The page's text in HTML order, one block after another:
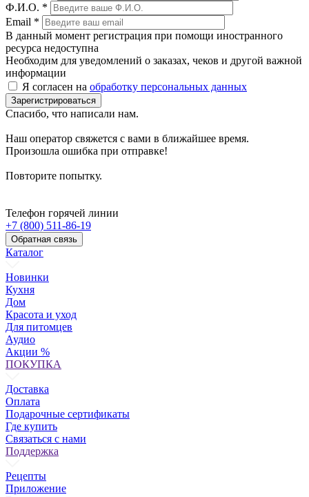
Ф.И.О. *
Email *
В данный момент регистрация при помощи иностранного
ресурса недоступна
Необходим для уведомлений о заказах, чеков и другой важной
информации
Я согласен на обработку персональных данных
Зарегистрироваться
Спасибо, что написали нам.
Наш оператор свяжется с вами в ближайшее время.
Произошла ошибка при отправке!
Повторите попытку.
Телефон горячей линии
+7 (800) 511-86-19
Обратная связь
Каталог
Новинки
Кухня
Дом
Красота и уход
Для питомцев
Аудио
Акции %
ПОКУПКА
Доставка
Оплата
Подарочные сертификаты
Где купить
Связаться с нами
Поддержка
Рецепты
Приложение